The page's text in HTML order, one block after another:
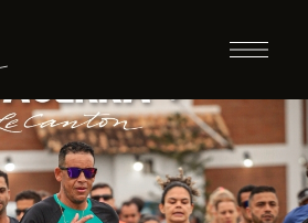
à 30/08